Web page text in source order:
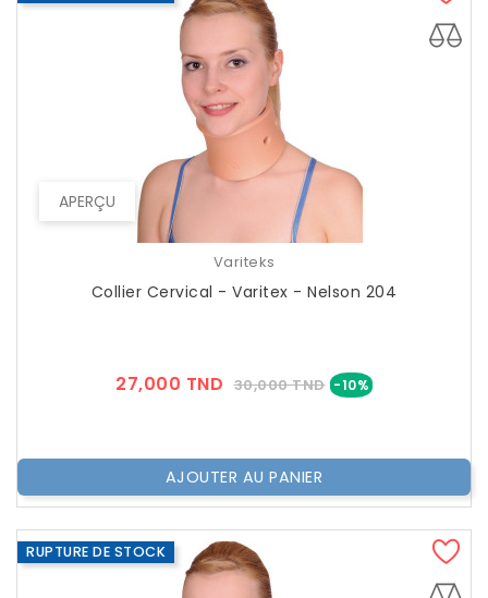
APERÇU
Variteks
Collier Cervical - Varitex - Nelson 204
27,000 TND Prix
30,000 TND -10%Prix
AJOUTER AU PANIER
RUPTURE DE STOCK